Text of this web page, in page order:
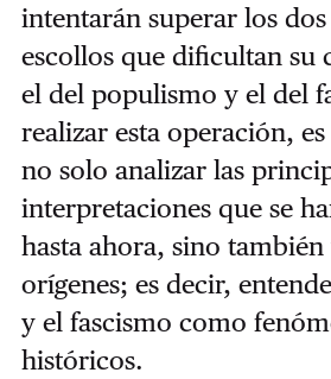
intentarán superar los
escollos que dificultan su
el del populismo y el del
realizar esta operación,
no solo analizar las
interpretaciones que se
hasta ahora, sino
orígenes; es decir,
y el fascismo como
históricos.